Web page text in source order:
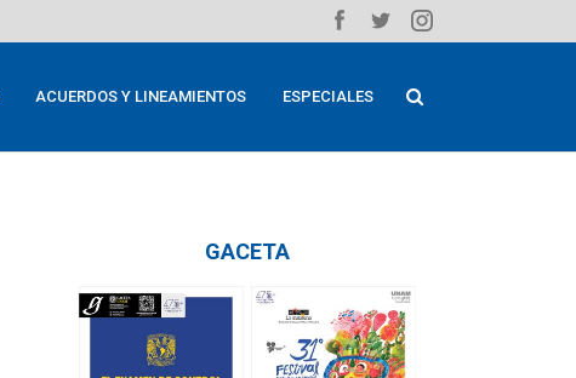
ACUERDOS Y LINEAMIENTOS ESPECIALES
GACETA